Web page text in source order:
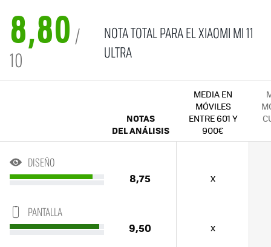
8,80 /
10
NOTA TOTAL PARA EL XIAOMI MI 11
ULTRA
NOTAS
DEL ANÁLISIS
MEDIA EN
MÓVILES
ENTRE 601 Y
900€
DISEÑO
8,75 x
PANTALLA
9,50 x